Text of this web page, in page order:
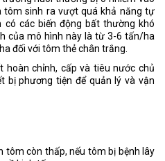
tôm sinh ra vượt quá khả năng tự
có các biến động bất thường khó
của mô hình này là từ 3-6 tấn/ha
đối với tôm thẻ chân trắng.
hoàn chỉnh, cấp và tiêu nước chủ
bị phương tiện để quản lý và vận
tôm còn thấp, nếu tôm bị bệnh lây